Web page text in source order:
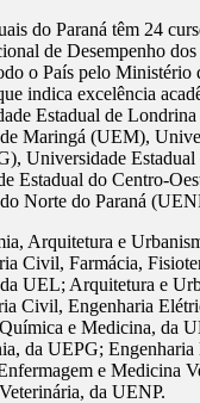
do Paraná têm 24
de Desempenho dos
o País pelo Ministério
indica excelência
Estadual de
Maringá (UEM),
Universidade Estadual
Estadual do Centro-
Norte do Paraná
Arquitetura e
Civil, Farmácia,
UEL; Arquitetura e
Civil, Engenharia
e Medicina, da
da UEPG; Engenharia
e Medicina
da UENP.